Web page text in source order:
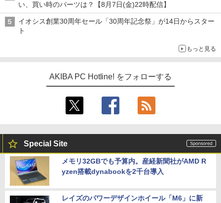
い、買い時のパーツは？【8月7日(金)22時配信】
イオシス創業30周年セール「30周年記念祭」が14日からスター
ト
もっと見る
AKIBA PC Hotline! をフォローする
Special Site
メモリ32GBでも予算内。産経新聞社がAMD R
yzen搭載dynabookを2千台導入
レイズのパワーデザインホイール「M6」に新